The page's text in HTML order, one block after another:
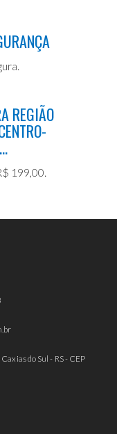
REGIÃO
199,00.
do Sul - RS - CEP